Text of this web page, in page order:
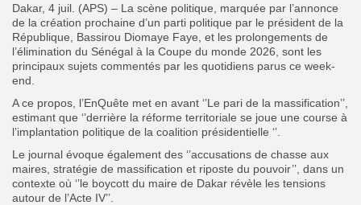
FR
Dakar, 4 juil. (APS) – La scène politique, marquée par l’annonce
de la création prochaine d’un parti politique par le président de la
République, Bassirou Diomaye Faye, et les prolongements de
l’élimination du Sénégal à la Coupe du monde 2026, sont les
principaux sujets commentés par les quotidiens parus ce week-
end.
A ce propos, l’EnQuête met en avant ‘’Le pari de la massification’’,
estimant que ‘’derrière la réforme territoriale se joue une course à
l’implantation politique de la coalition présidentielle ‘’.
Le journal évoque également des ‘’accusations de chasse aux
maires, stratégie de massification et riposte du pouvoir’’, dans un
contexte où ‘’le boycott du maire de Dakar révèle les tensions
autour de l’Acte IV’’.